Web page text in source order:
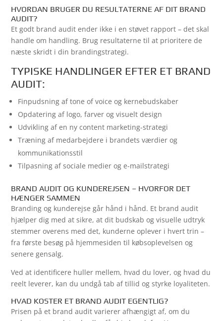
HVORDAN BRUGER DU RESULTATERNE AF DIT BRAND
AUDIT?
Et godt brand audit ender ikke i en støvet rapport – det skal
handle om handling. Brug resultaterne til at prioritere de
næste skridt i din brandingstrategi.
TYPISKE HANDLINGER EFTER ET BRAND
AUDIT:
Finpudsning af tone of voice og kernebudskaber
Opdatering af logo, farver og visuelt design
Udvikling af en ny content marketing-strategi
Træning af medarbejdere i brandets værdier og
kommunikationsstil
Tilpasning af sociale medier og e-mailstrategi
BRAND AUDIT OG KUNDEREJSEN – HVORFOR DET
HÆNGER SAMMEN
Branding og kunderejse går hånd i hånd. Et brand audit
hjælper dig med at sikre, at dit budskab og visuelle udtryk
stemmer overens med det, kunderne oplever i hvert trin –
fra første besøg på hjemmesiden til købsoplevelsen og
senere gensalg.
Ved at identificere huller mellem, hvad du lover, og hvad du
reelt leverer, kan du undgå tab af tillid og styrke loyaliteten.
HVAD KOSTER ET BRAND AUDIT EGENTLIG?
Prisen på et brand audit varierer afhængigt af, om du